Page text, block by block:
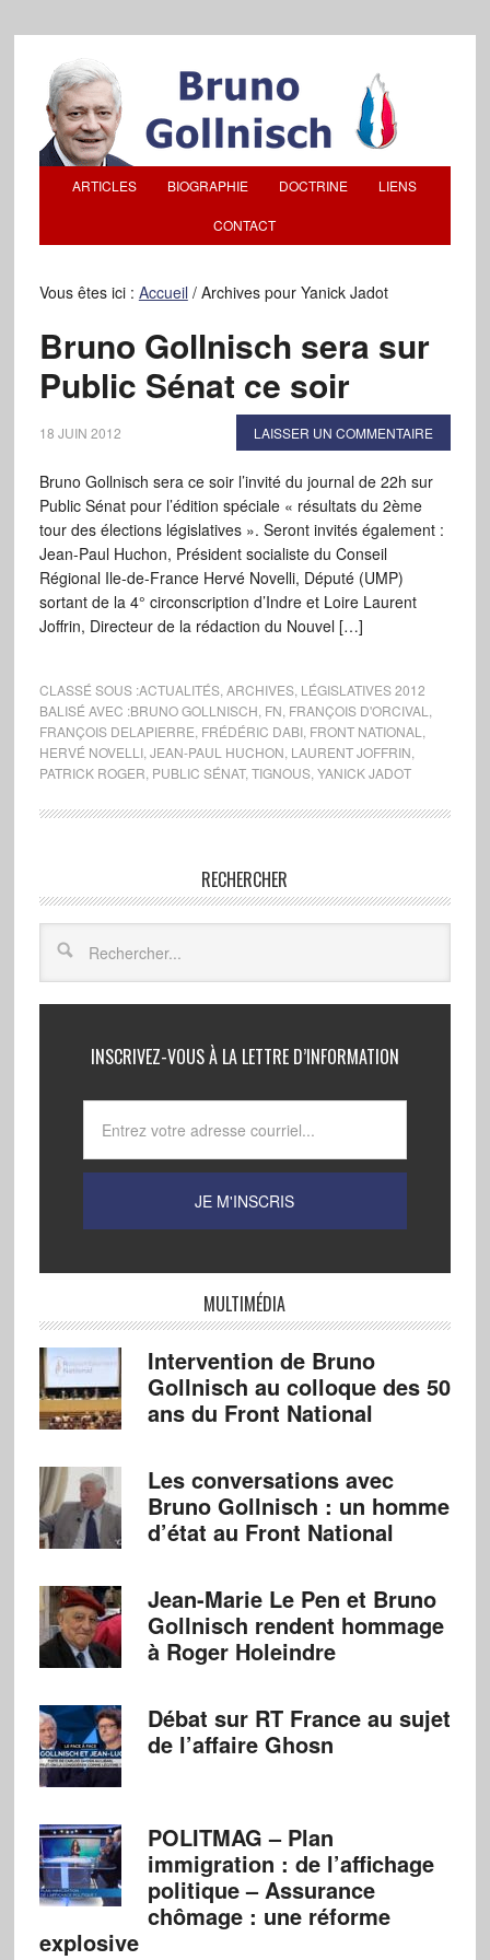
ARTICLES BIOGRAPHIE DOCTRINE LIENS
CONTACT
Vous êtes ici : Accueil /Archives pour Yanick Jadot
Bruno Gollnisch sera sur
Public Sénat ce soir
18 JUIN 2012 LAISSER UN COMMENTAIRE
Bruno Gollnisch sera ce soir l’invité du journal de 22h sur
Public Sénat pour l’édition spéciale « résultats du 2ème
tour des élections législatives ». Seront invités également :
Jean-Paul Huchon, Président socialiste du Conseil
Régional Ile-de-France Hervé Novelli, Député (UMP)
sortant de la 4° circonscription d’Indre et Loire Laurent
Joffrin, Directeur de la rédaction du Nouvel […]
CLASSÉ SOUS :ACTUALITÉS, ARCHIVES, LÉGISLATIVES 2012
BALISÉ AVEC :BRUNO GOLLNISCH FN FRANÇOIS D'ORCIVAL
FRANÇOIS DELAPIERRE FRÉDÉRIC DABI, FRONT NATIONAL
HERVÉ NOVELLI, JEAN-PAUL HUCHON LAURENT JOFFRIN
PATRICK ROGER PUBLIC SÉNAT, TIGNOUS, YANICK JADOT
RECHERCHER
INSCRIVEZ-VOUS À LA LETTRE D’INFORMATION
MULTIMÉDIA
Intervention de Bruno
Gollnisch au colloque des 50
ans du Front National
Les conversations avec
Bruno Gollnisch : un homme
d’état au Front National
Jean-Marie Le Pen et Bruno
Gollnisch rendent hommage
à Roger Holeindre
Débat sur RT France au sujet
de l’affaire Ghosn
POLITMAG – Plan
immigration : de l’affichage
politique – Assurance
chômage : une réforme
explosive